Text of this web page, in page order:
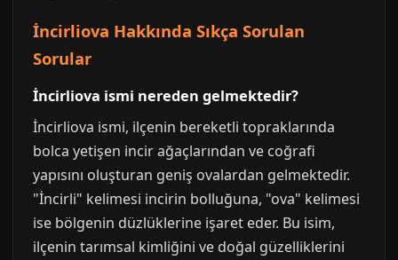
İncirliova Hakkında Sıkça Sorulan
Sorular
İncirliova ismi nereden gelmektedir?
İncirliova ismi, ilçenin bereketli topraklarında
bolca yetişen incir ağaçlarından ve coğrafi
yapısını oluşturan geniş ovalardan gelmektedir.
"İncirli" kelimesi incirin bolluğuna, "ova" kelimesi
ise bölgenin düzlüklerine işaret eder. Bu isim,
ilçenin tarımsal kimliğini ve doğal güzelliklerini